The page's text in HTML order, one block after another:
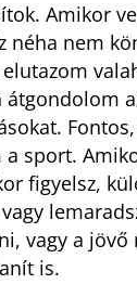
Amikor
néha nem
átgondolom
sport.
figyelsz,
vagy a jövő
is.